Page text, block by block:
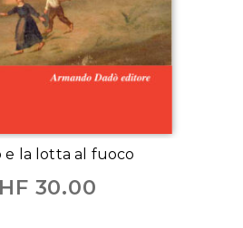
e la lotta al fuoco
30.00